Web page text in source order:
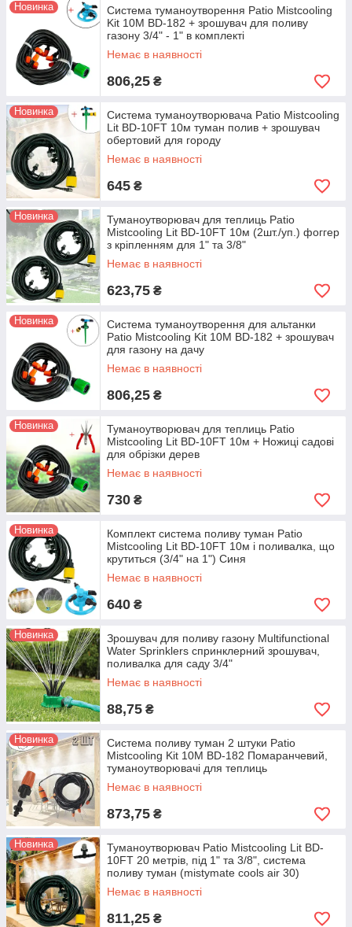
Новинка
Система туманоутворення Patio Mistcooling
Kit 10M BD-182 + зрошувач для поливу
газону 3/4" - 1" в комплекті
Немає в наявності
806,25 ₴
Новинка
Система туманоутворювача Patio Mistcooling
Lit BD-10FT 10м туман полив + зрошувач
обертовий для городу
Немає в наявності
645 ₴
Новинка
Туманоутворювач для теплиць Patio
Mistcooling Lit BD-10FT 10м (2шт./уп.) фоггер
з кріпленням для 1" та 3/8"
Немає в наявності
623,75 ₴
Новинка
Система туманоутворення для альтанки
Patio Mistcooling Kit 10M BD-182 + зрошувач
для газону на дачу
Немає в наявності
806,25 ₴
Новинка
Туманоутворювач для теплиць Patio
Mistcooling Lit BD-10FT 10м + Ножиці садові
для обрізки дерев
Немає в наявності
730 ₴
Новинка
Комплект система поливу туман Patio
Mistcooling Lit BD-10FT 10м і поливалка, що
крутиться (3/4" на 1") Синя
Немає в наявності
640 ₴
Новинка
Зрошувач для поливу газону Multifunctional
Water Sprinklers спринклерний зрошувач,
поливалка для саду 3/4"
Немає в наявності
88,75 ₴
Новинка
Система поливу туман 2 штуки Patio
Mistcooling Kit 10M BD-182 Помаранчевий,
туманоутворювачі для теплиць
Немає в наявності
873,75 ₴
Новинка
Туманоутворювач Patio Mistcooling Lit BD-
10FT 20 метрів, під 1" та 3/8", система
поливу туман (mistymate cools air 30)
Немає в наявності
811,25 ₴